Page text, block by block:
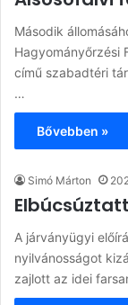
Második
Hagyományőrzési
című szabadtéri
…
Bővebben »
Simó Márton
A járványügyi
nyilvánosságot
zajlott az idei